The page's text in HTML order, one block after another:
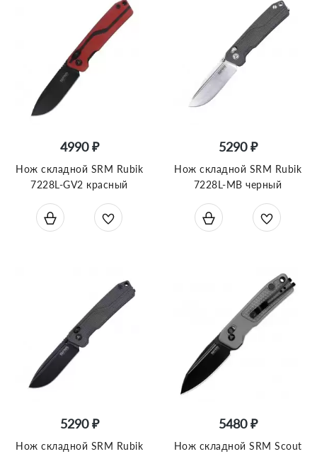
4990 ₽
Нож складной SRM Rubik
7228L-GV2 красный
5290 ₽
Нож складной SRM Rubik
7228L-MB черный
5290 ₽
Нож складной SRM Rubik
5480 ₽
Нож складной SRM Scout